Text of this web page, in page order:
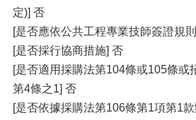
定)] 否
[是否應依公共工程專業技師簽證規
[是否採行協商措施] 否
[是否適用採購法第104條或105條或
第4條之1] 否
[是否依據採購法第106條第1項第1